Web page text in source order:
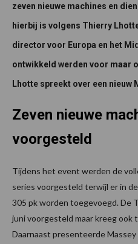
zeven nieuwe machines en
hierbij is volgens Thierry
director voor Europa en het
ontwikkeld werden voor maar
Lhotte spreekt over een nieuw
Zeven nieuwe
voorgesteld
Tijdens het event werden de
series voorgesteld terwijl er in
305 pk worden toegevoegd. De
juni voorgesteld maar kreeg ook
Daarnaast presenteerde